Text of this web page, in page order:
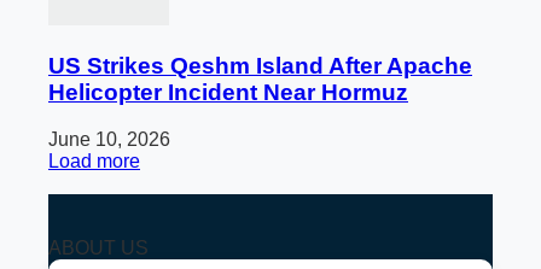
US Strikes Qeshm Island After Apache
Helicopter Incident Near Hormuz
June 10, 2026
Load more
ABOUT US